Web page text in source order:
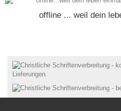
offline ... weil dein